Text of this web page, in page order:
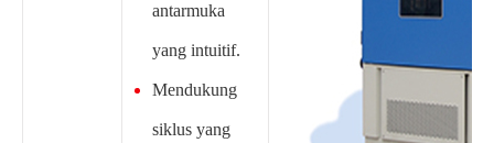
antarmuka
yang intuitif.
Mendukung
siklus yang